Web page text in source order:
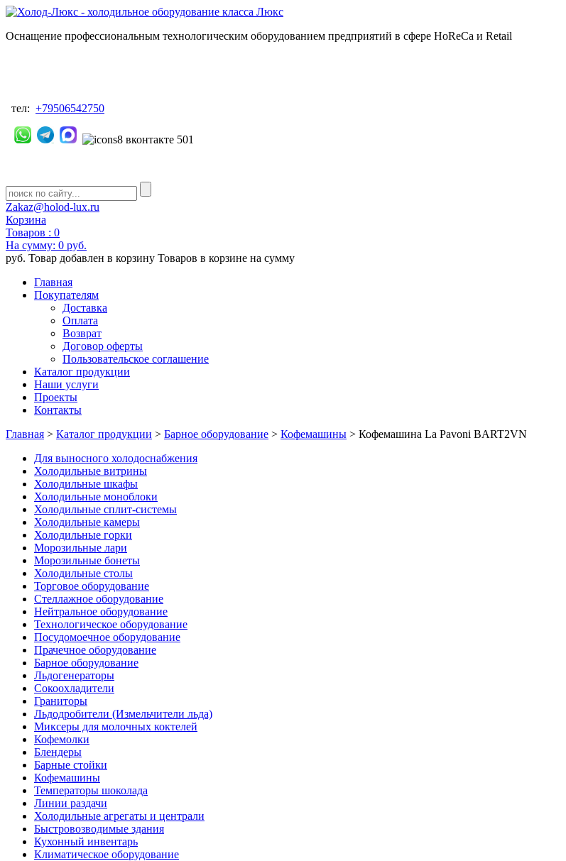
Оснащение профессиональным технологическим оборудованием предприятий в сфере HoReCa и Retail
тел: +79506542750
Zakaz@holod-lux.ru
Корзина
Товаров : 0
На сумму: 0 руб.
руб. Товар добавлен в корзину Товаров в корзине на сумму
Главная
Покупателям
Доставка
Оплата
Возврат
Договор оферты
Пользовательское соглашение
Каталог продукции
Наши услуги
Проекты
Контакты
Главная > Каталог продукции > Барное оборудование > Кофемашины > Кофемашина La Pavoni BART2VN
Для выносного холодоснабжения
Холодильные витрины
Холодильные шкафы
Холодильные моноблоки
Холодильные сплит-системы
Холодильные камеры
Холодильные горки
Морозильные лари
Морозильные бонеты
Холодильные столы
Торговое оборудование
Стеллажное оборудование
Нейтральное оборудование
Технологическое оборудование
Посудомоечное оборудование
Прачечное оборудование
Барное оборудование
Льдогенераторы
Сокоохладители
Граниторы
Льдодробители (Измельчители льда)
Миксеры для молочных коктелей
Кофемолки
Блендеры
Барные стойки
Кофемашины
Температоры шоколада
Линии раздачи
Холодильные агрегаты и централи
Быстровозводимые здания
Кухонный инвентарь
Климатическое оборудование